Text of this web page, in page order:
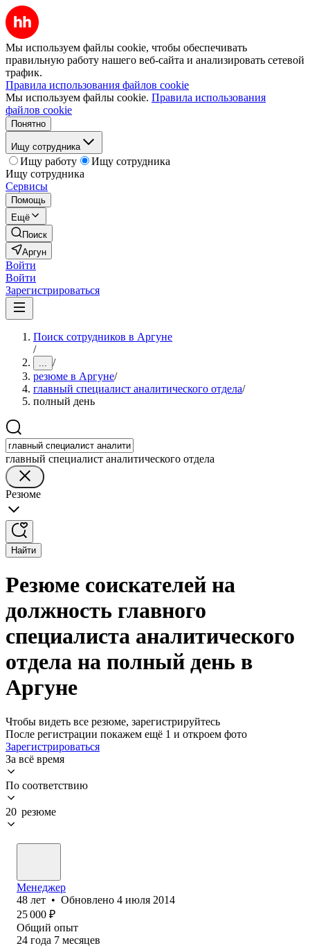
Мы используем файлы cookie, чтобы обеспечивать
правильную работу нашего веб-сайта и анализировать сетевой
трафик.
Правила использования файлов cookie
Мы используем файлы cookie. Правила использования
файлов cookie
Понятно
Ищу сотрудника
Ищу работу
Ищу сотрудника
Ищу сотрудника
Сервисы
Помощь
Ещё
Поиск
Аргун
Войти
Войти
Зарегистрироваться
Поиск сотрудников в Аргуне
/
... /
резюме в Аргуне/
главный специалист аналитического отдела/
полный день
главный специалист аналитического отдела
Резюме
Найти
Резюме соискателей на
должность главного
специалиста аналитического
отдела на полный день в
Аргуне
Чтобы видеть все резюме, зарегистрируйтесь
После регистрации покажем ещё 1 и откроем фото
Зарегистрироваться
За всё время
По соответствию
20 резюме
Менеджер
48 лет • Обновлено 4 июля 2014
25 000 ₽
Общий опыт
24 года 7 месяцев